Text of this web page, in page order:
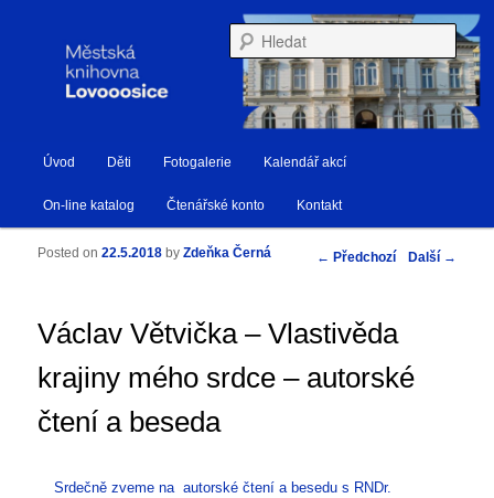
Knihovna Lovosice
Hlavní navigační menu
Přejít k hlavnímu obsahu webu
Přejít k obsahu postranního panelu
Úvod Děti Fotogalerie Kalendář akcí
On-line katalog Čtenářské konto Kontakt
Navigace pro příspěvky ← Předchozí Další →
Václav Větvička – Vlastivěda
krajiny mého srdce – autorské
čtení a beseda
Posted on22.5.2018 byZdeňka Černá
Srdečně zveme na autorské čtení a besedu s RNDr.